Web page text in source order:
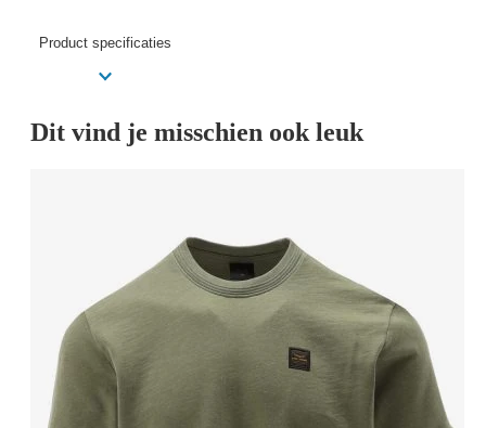
Product specificaties
Dit vind je misschien ook leuk